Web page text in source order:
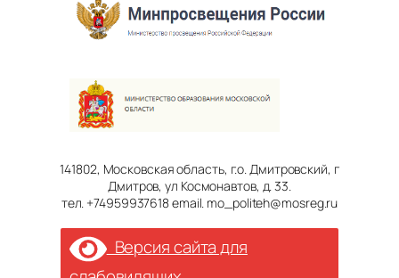
141802, Московская область, г.о. Дмитровский, г
Дмитров, ул Космонавтов, д. 33.
тел. +74959937618 email. mo_politeh@mosreg.ru
Версия сайта для